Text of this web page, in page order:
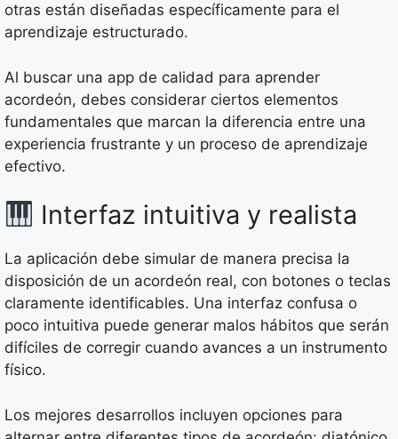
otras están diseñadas específicamente para el
aprendizaje estructurado.
Al buscar una app de calidad para aprender
acordeón, debes considerar ciertos elementos
fundamentales que marcan la diferencia entre una
experiencia frustrante y un proceso de aprendizaje
efectivo.
Interfaz intuitiva y realista
La aplicación debe simular de manera precisa la
disposición de un acordeón real, con botones o teclas
claramente identificables. Una interfaz confusa o
poco intuitiva puede generar malos hábitos que serán
difíciles de corregir cuando avances a un instrumento
físico.
Los mejores desarrollos incluyen opciones para